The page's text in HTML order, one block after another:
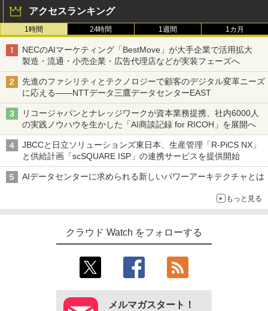
アクセスランキング
1時間 24時間 1週間 1カ月
NECのAIマーケティング「BestMove」が大手企業で活用拡大
製造・流通・小売企業・広告代理店などが実装フェーズへ
先進のファシリティとテクノロジーで顧客のデジタル変革ニーズ
に応える――NTTデータ三鷹データセンターEAST
リコージャパンとナレッジワークが資本業務提携、社内6000人
の実践ノウハウを生かした「AI商談記録 for RICOH」を展開へ
JBCCと日立ソリューションズ東日本、生産管理「R-PiCS NX」
と供給計画「scSQUARE ISP」の連携サービスを提供開始
AIデータセンターに求められる新しいパワーアーキテクチャとは
もっと見る
クラウド Watch をフォローする
メルマガスタート！